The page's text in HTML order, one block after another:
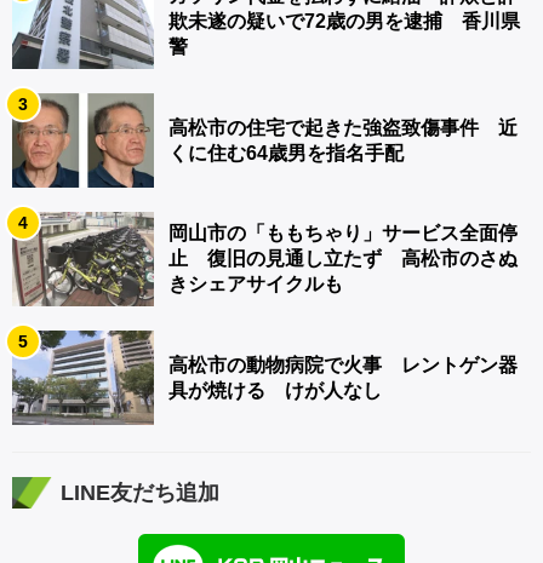
欺未遂の疑いで72歳の男を逮捕 香川県
警
3
高松市の住宅で起きた強盗致傷事件 近
くに住む64歳男を指名手配
4
岡山市の「ももちゃり」サービス全面停
止 復旧の見通し立たず 高松市のさぬ
きシェアサイクルも
5
高松市の動物病院で火事 レントゲン器
具が焼ける けが人なし
LINE友だち追加